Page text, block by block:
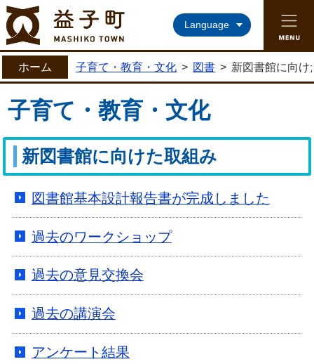
益子町ホームページ
Language
ホーム 子育て・教育・文化 > 図書 > 新図書館に向け
子育て・教育・文化
新図書館に向けた取組み
図書館基本設計報告書が完成しました
過去のワークショップ
過去の意見交換会
過去の講演会
アンケート結果